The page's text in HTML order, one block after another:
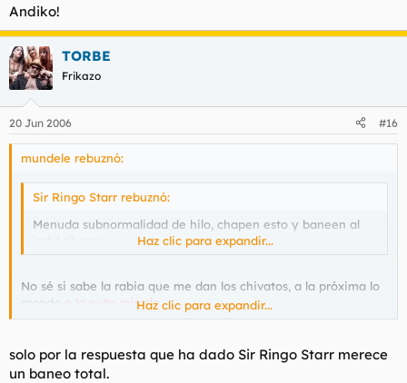
Andiko!
TORBE
Frikazo
20 Jun 2006 #16
mundele rebuznó:
Sir Ringo Starr rebuznó:
Menuda subnormalidad de hilo, chapen esto y baneen al
Haz clic para expandir...
No sé si sabe la rabia que me dan los chivatos, a la próxima lo
mando
a la puta mierda.Haz clic para expandir...
solo por la respuesta que ha dado Sir Ringo Starr merece
un baneo total.